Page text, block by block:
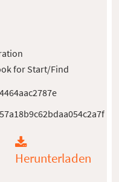
for Start/Find
Herunterladen